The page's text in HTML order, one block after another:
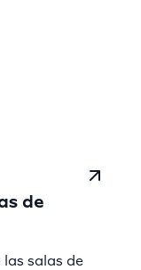
de
salas de